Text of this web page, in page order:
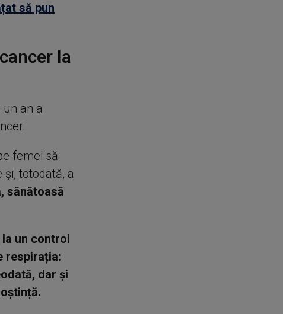
să pun
la
an a
femei să
totodată, a
sănătoasă
un control
respirația:
dar și